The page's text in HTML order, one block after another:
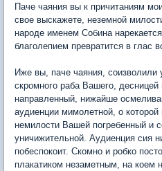
Паче чаяния вы к причитаниям
свое выскажете, неземной
народе именем Собина
благолепием превратится в глас
Иже вы, паче чаяния, соизволили
скромного раба Вашего,
направленный, нижайше
аудиенции мимолетной, о
немилости Вашей погребенный и
уничижительной. Аудиенция сия
побеспокоит. Скомно и робко
плакатиком незаметным, на коем